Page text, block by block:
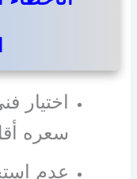
اختيار
سعره
عدم